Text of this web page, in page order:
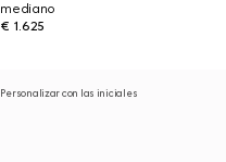
mediano
€ 1.625
Personalizar con las iniciales